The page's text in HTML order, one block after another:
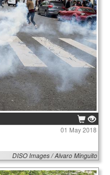
01 May 2018
DISO Images / Alvaro Minguito